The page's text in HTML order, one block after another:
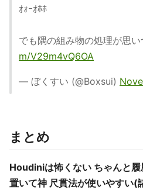
ｵｫｰｵﾎﾎ
でも隅の組み物の処理が思
m/V29m4vQ6OA
— ぼくすい (@Boxsui)
まとめ
Houdiniは怖くない ちゃんと
置いて神 尺貫法が使いやすい(